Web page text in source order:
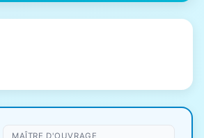
MAÎTRE D'OUVRAGE